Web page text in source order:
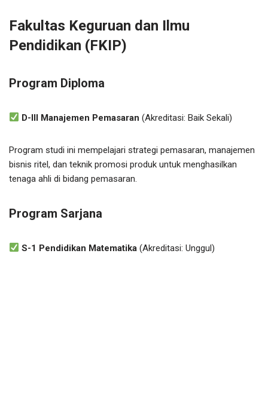
Fakultas Keguruan dan Ilmu
Pendidikan (FKIP)
Program Diploma
D-III Manajemen Pemasaran (Akreditasi: Baik Sekali)
Program studi ini mempelajari strategi pemasaran, manajemen
bisnis ritel, dan teknik promosi produk untuk menghasilkan
tenaga ahli di bidang pemasaran.
Program Sarjana
S-1 Pendidikan Matematika (Akreditasi: Unggul)